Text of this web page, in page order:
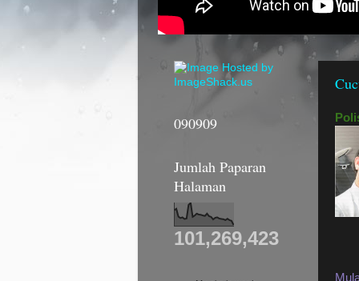
090909
Jumlah Paparan
Halaman
101,269,423